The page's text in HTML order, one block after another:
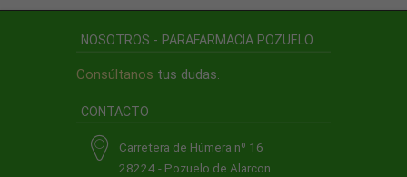
NOSOTROS - PARAFARMACIA POZUELO
Consúltanos tus dudas.
CONTACTO
Carretera de Húmera nº 16
28224 - Pozuelo de Alarcon